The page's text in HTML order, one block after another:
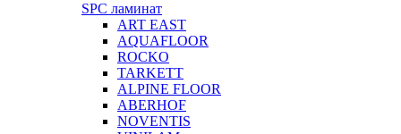
SPC ламинат
ART EAST
AQUAFLOOR
ROCKO
TARKETT
ALPINE FLOOR
ABERHOF
NOVENTIS